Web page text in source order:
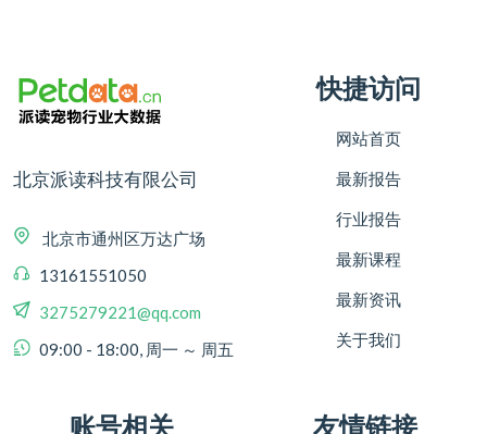
北京派读科技有限公司
北京市通州区万达广场
13161551050
3275279221@qq.com
09:00 - 18:00, 周一 ～ 周五
快捷访问
网站首页
最新报告
行业报告
最新课程
最新资讯
关于我们
账号相关 友情链接